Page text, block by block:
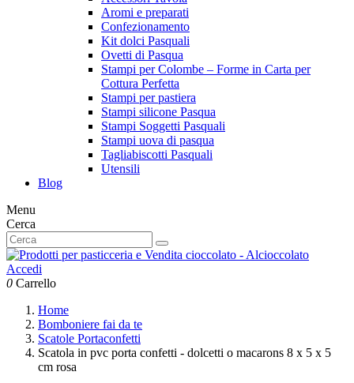
Aromi e preparati
Confezionamento
Kit dolci Pasquali
Ovetti di Pasqua
Stampi per Colombe – Forme in Carta per
Cottura Perfetta
Stampi per pastiera
Stampi silicone Pasqua
Stampi Soggetti Pasquali
Stampi uova di pasqua
Tagliabiscotti Pasquali
Utensili
Blog
Menu
Cerca
Accedi
0 Carrello
Home
Bomboniere fai da te
Scatole Portaconfetti
Scatola in pvc porta confetti - dolcetti o macarons 8 x 5 x 5
cm rosa